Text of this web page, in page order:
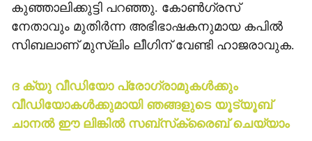
കുഞ്ഞാലിക്കുട്ടി പറഞ്ഞു. കോണ്‍ഗ്രസ്
നേതാവും മുതിര്‍ന്ന അഭിഭാഷകനുമായ കപില്‍
സിബലാണ് മുസ്ലിം ലീഗിന് വേണ്ടി ഹാജരാവുക.
ദ ക്യു വീഡിയോ പ്രോഗ്രാമുകള്‍ക്കും
വീഡിയോകള്‍ക്കുമായി ഞങ്ങളുടെ യൂട്യൂബ്
ചാനല്‍ ഈ ലിങ്കില്‍ സബ്‌സ്‌ക്രൈബ് ചെയ്യാം